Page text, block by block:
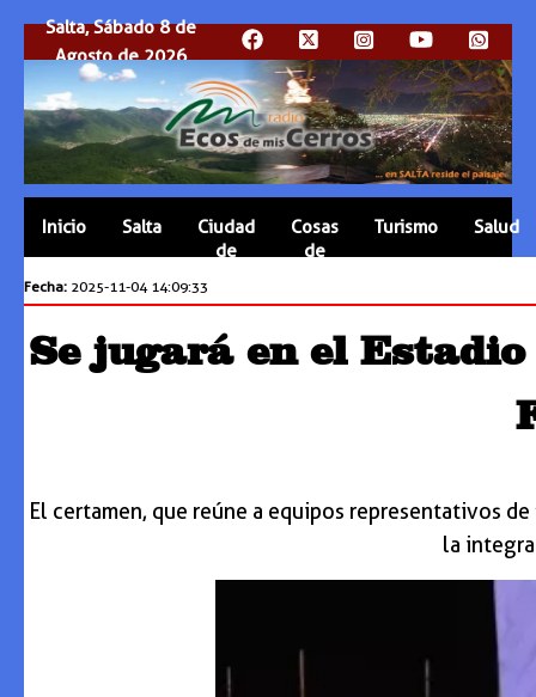
Salta, Sábado 8 de
Agosto de 2026
Inicio Salta
Ciudad
de
Cosas
de
Turismo Salud
Fecha: 2025-11-04 14:09:33
Se jugará en el
El certamen, que reúne a equipos representativos
la